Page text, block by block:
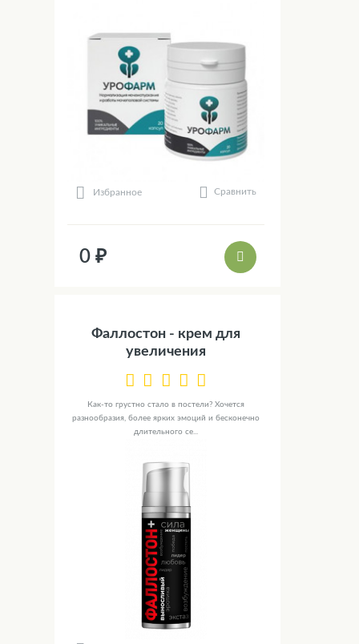
Избранное Сравнить
0 ₽
Фаллостон - крем для
увеличения
Как-то грустно стало в постели? Хочется
разнообразия, более ярких эмоций и бесконечно
длительного се...